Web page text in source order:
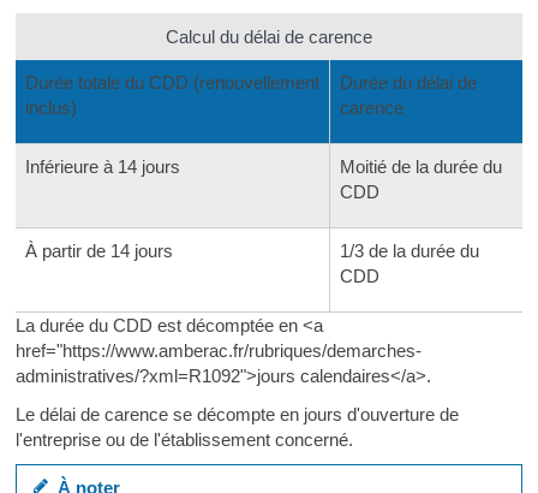
Calcul du délai de carence
Durée totale du CDD (renouvellement
inclus)
Durée du délai de
carence
Inférieure à 14 jours
Moitié de la durée du
CDD
À partir de 14 jours
1/3 de la durée du
CDD
La durée du CDD est décomptée en <a
href="https://www.amberac.fr/rubriques/demarches-
administratives/?xml=R1092">jours calendaires</a>.
Le délai de carence se décompte en jours d'ouverture de
l'entreprise ou de l'établissement concerné.
À noter